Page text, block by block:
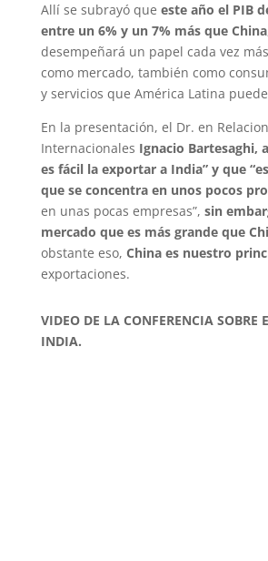
Allí se subrayó que este año el PIB
entre un 6% y un 7% más que China
desempeñará un papel cada vez
como mercado, también como
y servicios que América Latina
En la presentación, el Dr. en
Internacionales Ignacio Bartesaghi,
es fácil la exportar a India” y que
que se concentra en unos pocos
en unas pocas empresas”, sin
mercado que es más grande que
obstante eso, China es nuestro
exportaciones.
VIDEO DE LA CONFERENCIA SOBRE
INDIA.